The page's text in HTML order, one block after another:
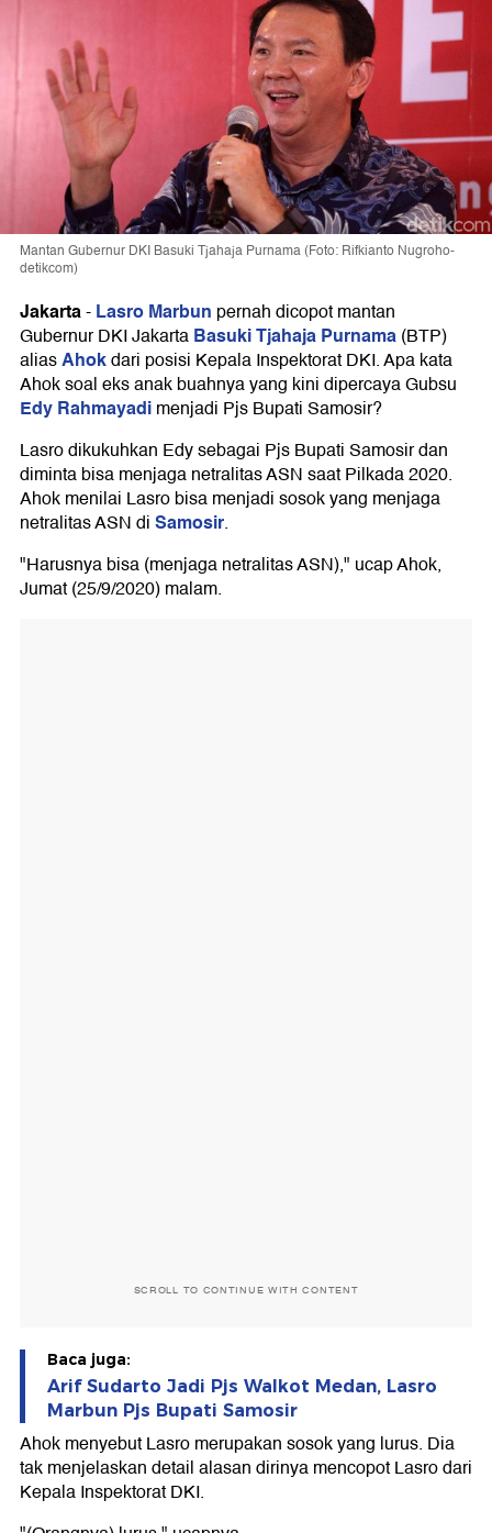
Mantan Gubernur DKI Basuki Tjahaja Purnama (Foto: Rifkianto Nugroho-
detikcom)
Jakarta-Lasro Marbun pernah dicopot mantan
Gubernur DKI JakartaBasuki Tjahaja Purnama(BTP)
aliasAhokdari posisi Kepala Inspektorat DKI. Apa kata
Ahok soal eks anak buahnya yang kini dipercaya Gubsu
Edy Rahmayadimenjadi Pjs Bupati Samosir?
Lasro dikukuhkan Edy sebagai Pjs Bupati Samosir dan
diminta bisa menjaga netralitas ASN saat Pilkada 2020.
Ahok menilai Lasro bisa menjadi sosok yang menjaga
netralitas ASN diSamosir.
"Harusnya bisa (menjaga netralitas ASN)," ucap Ahok,
Jumat (25/9/2020) malam.
SCROLL TO CONTINUE WITH CONTENT
Baca juga:
Arif Sudarto Jadi Pjs Walkot Medan, Lasro
Marbun Pjs Bupati Samosir
Ahok menyebut Lasro merupakan sosok yang lurus. Dia
tak menjelaskan detail alasan dirinya mencopot Lasro dari
Kepala Inspektorat DKI.